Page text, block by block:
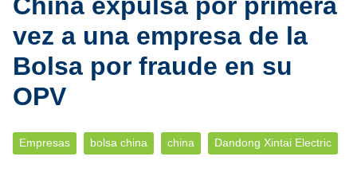
vez a una empresa de la
Bolsa por fraude en su
OPV
Empresas bolsa china china Dandong Xintai Electric